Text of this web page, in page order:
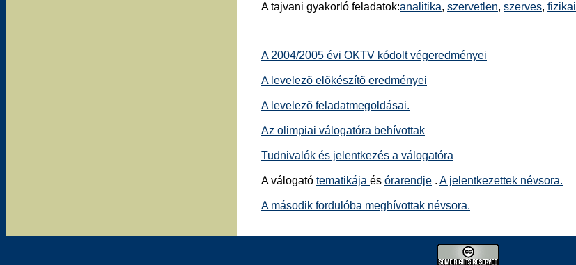
A tajvani gyakorló feladatok:analitika, szervetlen, szerves, fizikai
A 2004/2005 évi OKTV kódolt végeredményei
A levelezõ elõkészítõ eredményei
A levelezõ feladatmegoldásai.
Az olimpiai válogatóra behívottak
Tudnivalók és jelentkezés a válogatóra
A válogató tematikája és órarendje . A jelentkezettek névsora.
A második fordulóba meghívottak névsora.